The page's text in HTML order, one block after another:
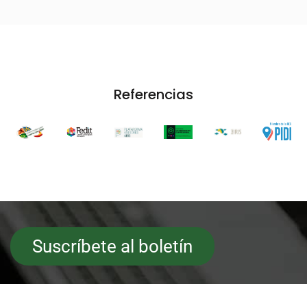
Referencias
Suscríbete al boletín